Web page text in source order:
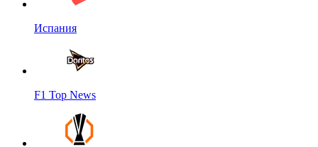
Испания
F1 Top News